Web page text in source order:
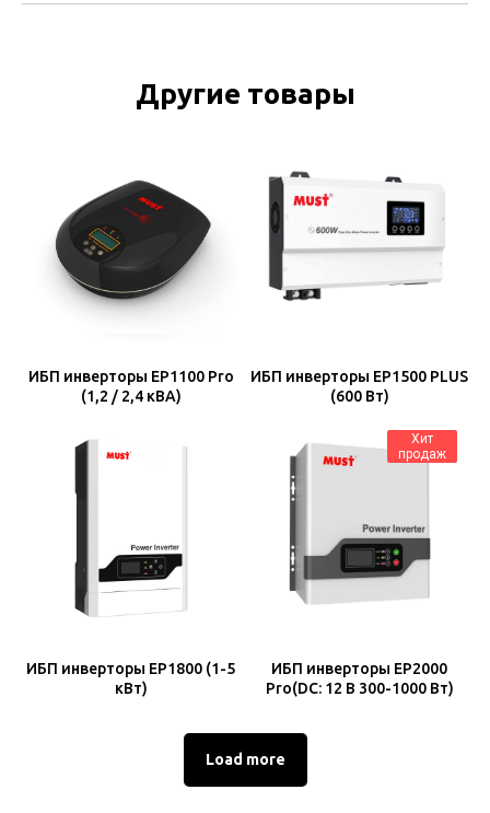
Другие товары
ИБП инверторы EP1100 Pro
(1,2 / 2,4 кВА)
ИБП инверторы EP1500 PLUS
(600 Вт)
ИБП инверторы EP1800 (1-5
кВт)
Хит
продаж
ИБП инверторы EP2000
Pro(DC: 12 В 300-1000 Вт)
Load more